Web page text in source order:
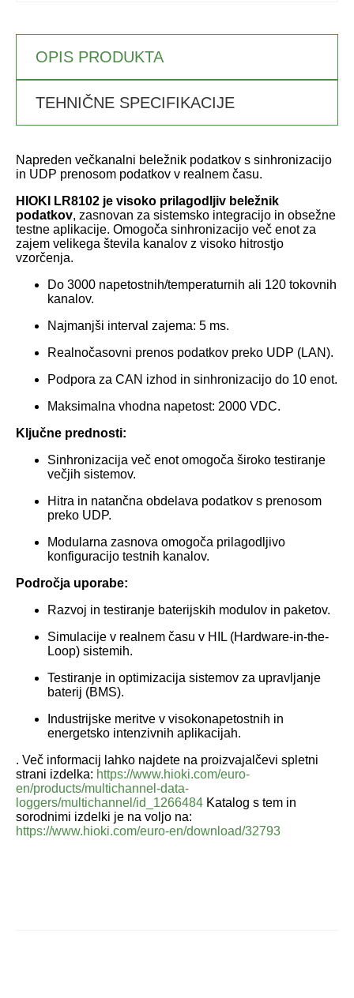
OPIS PRODUKTA
TEHNIČNE SPECIFIKACIJE
Napreden večkanalni beležnik podatkov s sinhronizacijo
in UDP prenosom podatkov v realnem času.
HIOKI LR8102 je visoko prilagodljiv beležnik
podatkov, zasnovan za sistemsko integracijo in obsežne
testne aplikacije. Omogoča sinhronizacijo več enot za
zajem velikega števila kanalov z visoko hitrostjo
vzorčenja.
Do 3000 napetostnih/temperaturnih ali 120 tokovnih
kanalov.
Najmanjši interval zajema: 5 ms.
Realnočasovni prenos podatkov preko UDP (LAN).
Podpora za CAN izhod in sinhronizacijo do 10 enot.
Maksimalna vhodna napetost: 2000 VDC.
Ključne prednosti:
Sinhronizacija več enot omogoča široko testiranje
večjih sistemov.
Hitra in natančna obdelava podatkov s prenosom
preko UDP.
Modularna zasnova omogoča prilagodljivo
konfiguracijo testnih kanalov.
Področja uporabe:
Razvoj in testiranje baterijskih modulov in paketov.
Simulacije v realnem času v HIL (Hardware-in-the-
Loop) sistemih.
Testiranje in optimizacija sistemov za upravljanje
baterij (BMS).
Industrijske meritve v visokonapetostnih in
energetsko intenzivnih aplikacijah.
. Več informacij lahko najdete na proizvajalčevi spletni
strani izdelka: https://www.hioki.com/euro-
en/products/multichannel-data-
loggers/multichannel/id_1266484 Katalog s tem in
sorodnimi izdelki je na voljo na:
https://www.hioki.com/euro-en/download/32793